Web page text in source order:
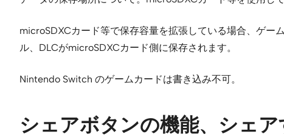
microSDXCカード等で保存容量を拡張している場合、ゲー
ル、DLCがmicroSDXCカード側に保存されます。
Nintendo Switch のゲームカードは書き込み不可。
シェアボタンの機能、シェ